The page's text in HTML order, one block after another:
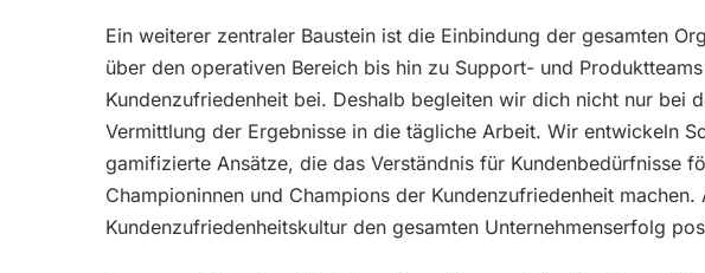
Ein weiterer zentraler Baustein ist die Einbindung der gesamten
über den operativen Bereich bis hin zu Support- und
Kundenzufriedenheit bei. Deshalb begleiten wir dich nicht nur bei
Vermittlung der Ergebnisse in die tägliche Arbeit. Wir entwickeln
gamifizierte Ansätze, die das Verständnis für Kundenbedürfnisse
Championinnen und Champions der Kundenzufriedenheit
Kundenzufriedenheitskultur den gesamten Unternehmenserfolg